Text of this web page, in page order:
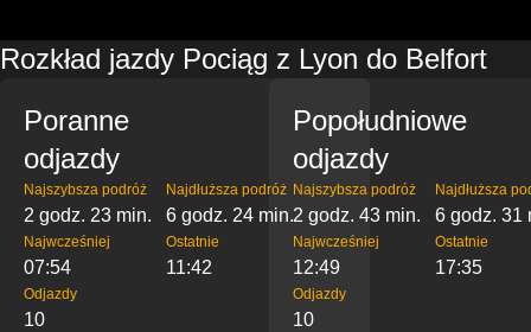
Rozkład jazdy Pociąg z Lyon do Belfort
Poranne
odjazdy
Najszybsza podróż
2 godz. 23 min.
Najdłuższa podróż
6 godz. 24 min.
Najwcześniej
07:54
Ostatnie
11:42
Odjazdy
10
Popołudniowe
odjazdy
Najszybsza podróż
2 godz. 43 min.
Najdłuższa
6 godz. 31
Najwcześniej
12:49
Ostatnie
17:35
Odjazdy
10